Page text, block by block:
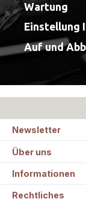
Wartung
Einstellung
Auf und
Newsletter
Über uns
Informationen
Rechtliches